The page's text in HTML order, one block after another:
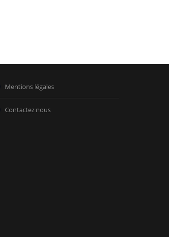
Mentions légales
Contactez nous